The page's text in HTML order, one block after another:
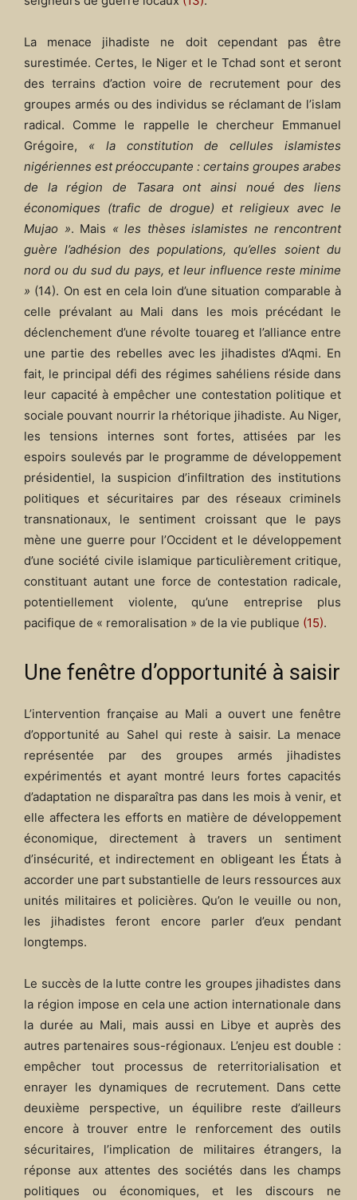
La menace jihadiste ne doit cependant pas être
surestimée. Certes, le Niger et le Tchad sont et seront
des terrains d’action voire de recrutement pour des
groupes armés ou des individus se réclamant de l’islam
radical. Comme le rappelle le chercheur Emmanuel
Grégoire, « la constitution de cellules islamistes
nigériennes est préoccupante : certains groupes arabes
de la région de Tasara ont ainsi noué des liens
économiques (trafic de drogue) et religieux avec le
Mujao ». Mais « les thèses islamistes ne rencontrent
guère l’adhésion des populations, qu’elles soient du
nord ou du sud du pays, et leur influence reste minime
» (14). On est en cela loin d’une situation comparable à
celle prévalant au Mali dans les mois précédant le
déclenchement d’une révolte touareg et l’alliance entre
une partie des rebelles avec les jihadistes d’Aqmi. En
fait, le principal défi des régimes sahéliens réside dans
leur capacité à empêcher une contestation politique et
sociale pouvant nourrir la rhétorique jihadiste. Au Niger,
les tensions internes sont fortes, attisées par les
espoirs soulevés par le programme de développement
présidentiel, la suspicion d’infiltration des institutions
politiques et sécuritaires par des réseaux criminels
transnationaux, le sentiment croissant que le pays
mène une guerre pour l’Occident et le développement
d’une société civile islamique particulièrement critique,
constituant autant une force de contestation radicale,
potentiellement violente, qu’une entreprise plus
pacifique de « remoralisation » de la vie publique (15).
Une fenêtre d’opportunité à saisir
L’intervention française au Mali a ouvert une fenêtre
d’opportunité au Sahel qui reste à saisir. La menace
représentée par des groupes armés jihadistes
expérimentés et ayant montré leurs fortes capacités
d’adaptation ne disparaîtra pas dans les mois à venir, et
elle affectera les efforts en matière de développement
économique, directement à travers un sentiment
d’insécurité, et indirectement en obligeant les États à
accorder une part substantielle de leurs ressources aux
unités militaires et policières. Qu’on le veuille ou non,
les jihadistes feront encore parler d’eux pendant
longtemps.
Le succès de la lutte contre les groupes jihadistes dans
la région impose en cela une action internationale dans
la durée au Mali, mais aussi en Libye et auprès des
autres partenaires sous-régionaux. L’enjeu est double :
empêcher tout processus de reterritorialisation et
enrayer les dynamiques de recrutement. Dans cette
deuxième perspective, un équilibre reste d’ailleurs
encore à trouver entre le renforcement des outils
sécuritaires, l’implication de militaires étrangers, la
réponse aux attentes des sociétés dans les champs
politiques ou économiques, et les discours ne